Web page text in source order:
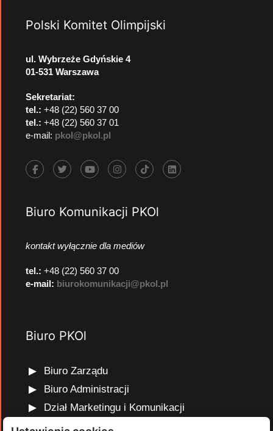
Polski Komitet Olimpijski
ul. Wybrzeże Gdyńskie 4
01-531 Warszawa
Sekretariat:
tel.: +48 (22) 560 37 00
tel.: +48 (22) 560 37 01
e-mail: pkol@pkol.pl
Biuro Komunikacji PKOl
kontakt wyłącznie dla mediów
tel.: +48 (22) 560 37 00
e-mail: biurokomunikacji@pkol.pl
Biuro PKOl
Biuro Zarządu
Biuro Administracji
Dział Marketingu i Komunikacji
Dział Edukacji Olimpijskiej